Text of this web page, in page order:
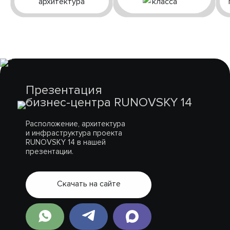
Презентация
бизнес-центра RUNOVSKY 14
Расположение, архитектура
и инфраструктура проекта
RUNOVSKY 14 в нашей
презентации.
Скачать на сайте